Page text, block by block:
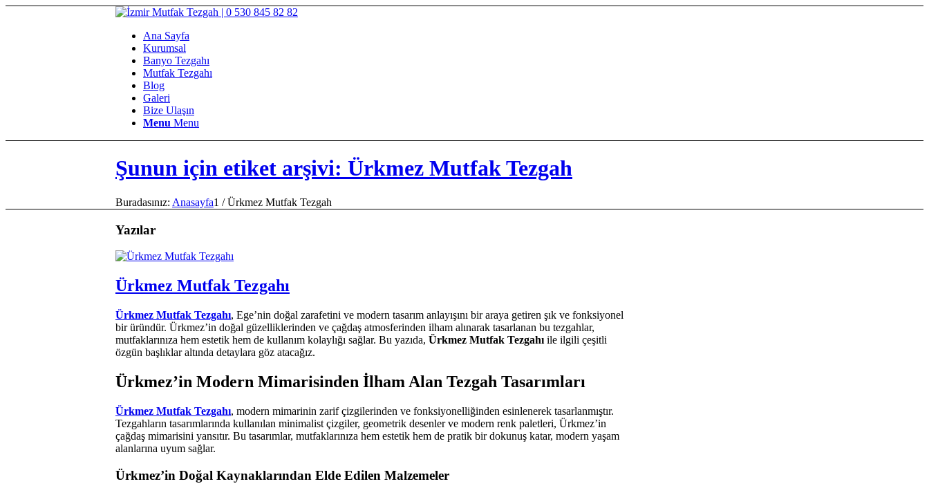
Ana Sayfa
Kurumsal
Banyo Tezgahı
Mutfak Tezgahı
Blog
Galeri
Bize Ulaşın
Menu Menu
Şunun için etiket arşivi: Ürkmez Mutfak Tezgah
Buradasınız: Anasayfa1 / Ürkmez Mutfak Tezgah
Yazılar
Ürkmez Mutfak Tezgahı
Ürkmez Mutfak Tezgahı, Ege’nin doğal zarafetini ve modern tasarım anlayışını bir araya getiren şık ve fonksiyonel
bir üründür. Ürkmez’in doğal güzelliklerinden ve çağdaş atmosferinden ilham alınarak tasarlanan bu tezgahlar,
mutfaklarınıza hem estetik hem de kullanım kolaylığı sağlar. Bu yazıda, Ürkmez Mutfak Tezgahı ile ilgili çeşitli
özgün başlıklar altında detaylara göz atacağız.
Ürkmez’in Modern Mimarisinden İlham Alan Tezgah Tasarımları
Ürkmez Mutfak Tezgahı, modern mimarinin zarif çizgilerinden ve fonksiyonelliğinden esinlenerek tasarlanmıştır.
Tezgahların tasarımlarında kullanılan minimalist çizgiler, geometrik desenler ve modern renk paletleri, Ürkmez’in
çağdaş mimarisini yansıtır. Bu tasarımlar, mutfaklarınıza hem estetik hem de pratik bir dokunuş katar, modern yaşam
alanlarına uyum sağlar.
Ürkmez’in Doğal Kaynaklarından Elde Edilen Malzemeler